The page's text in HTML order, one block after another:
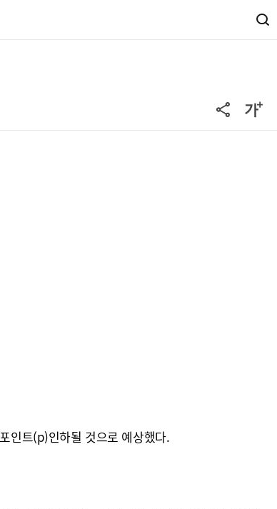
인트(p)인하될 것으로 예상했다.